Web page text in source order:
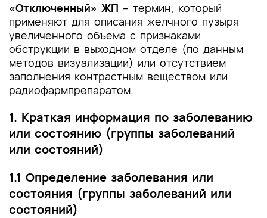
«Отключенный» ЖП – термин, который
применяют для описания желчного пузыря
увеличенного объема с признаками
обструкции в выходном отделе (по данным
методов визуализации) или отсутствием
заполнения контрастным веществом или
радиофармпрепаратом.
1. Краткая информация по заболеванию
или состоянию (группы заболеваний
или состояний)
1.1 Определение заболевания или
состояния (группы заболеваний или
состояний)